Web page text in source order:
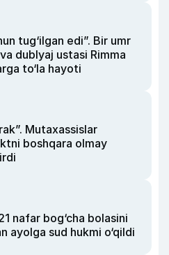
tug‘ilgan edi”. Bir umr
dublyaj ustasi Rimma
to‘la hayoti
Mutaxassislar
boshqara olmay
nafar bog‘cha bolasini
ayolga sud hukmi o‘qildi